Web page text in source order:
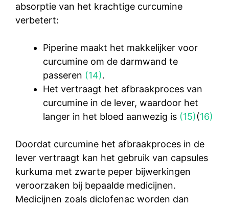
absorptie van het krachtige curcumine
verbetert:
Piperine maakt het makkelijker voor
curcumine om de darmwand te
passeren (14).
Het vertraagt het afbraakproces van
curcumine in de lever, waardoor het
langer in het bloed aanwezig is (15)(16)
Doordat curcumine het afbraakproces in de
lever vertraagt kan het gebruik van capsules
kurkuma met zwarte peper bijwerkingen
veroorzaken bij bepaalde medicijnen.
Medicijnen zoals diclofenac worden dan